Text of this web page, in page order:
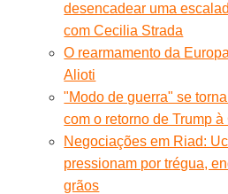
desencadear uma
com Cecilia Strada
O rearmamento da
Alioti
"Modo de guerra" se
com o retorno de Trump
Negociações em Riad:
pressionam por trégua,
grãos